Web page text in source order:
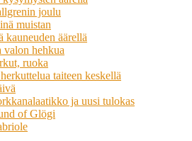
joulu
muistan
kauneuden äärellä
valon hehkua
ruoka
taiteen keskellä
ja uusi tulokas
of Glögi